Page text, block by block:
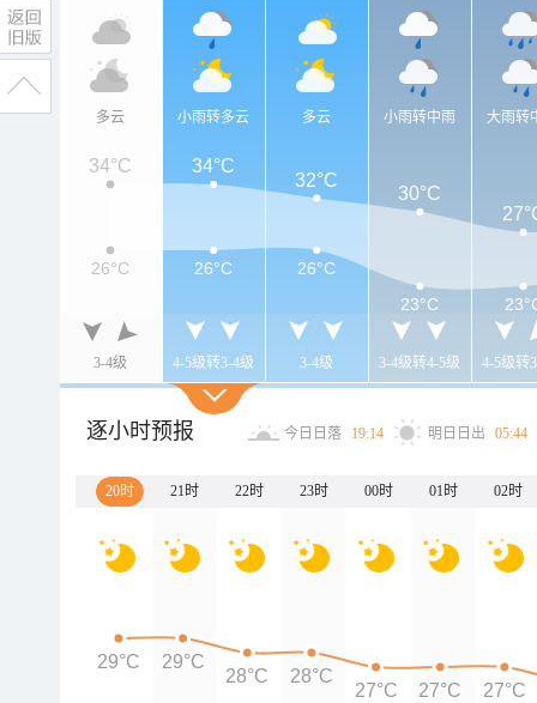
多云
3-4级
小雨转多云
4-5级转3-4级
多云
3-4级
小雨转中雨
3-4级转4-5级
大雨转
4-5级转
34°C 34°C
32°C
30°C
26°C 26°C
26°C
23°C
逐小时预报 今日日落 19:14 明日日出 05:44
20时 21时 22时 23时 00时 01时 02时
29°C 29°C
28°C 28°C
27°C 27°C 27°C